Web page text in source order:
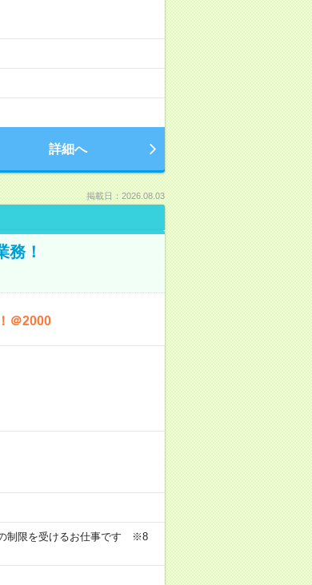
詳細へ
掲載日：2026.08.03
務！
＠2000
制限を受けるお仕事です ※8